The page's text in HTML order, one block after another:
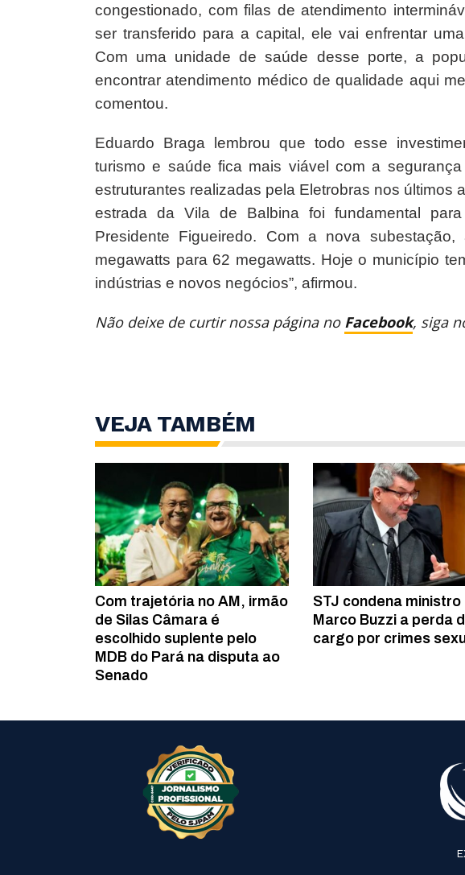
congestionado, com filas de atendimento
ser transferido para a capital, ele vai enfrentar
Com uma unidade de saúde desse porte, a
encontrar atendimento médico de qualidade aqui
comentou.
Eduardo Braga lembrou que todo esse
turismo e saúde fica mais viável com a
estruturantes realizadas pela Eletrobras nos últimos
estrada da Vila de Balbina foi fundamental
Presidente Figueiredo. Com a nova
megawatts para 62 megawatts. Hoje o município
indústrias e novos negócios”, afirmou.
Não deixe de curtir nossa página no Facebook, siga
VEJA TAMBÉM
Com trajetória no AM, irmão
de Silas Câmara é
escolhido suplente pelo
MDB do Pará na disputa ao
Senado
STJ condena ministro
Marco Buzzi a perda
cargo por crimes